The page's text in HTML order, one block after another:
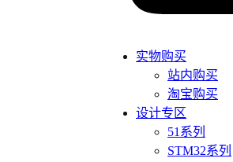
实物购买
站内购买
淘宝购买
设计专区
51系列
STM32系列